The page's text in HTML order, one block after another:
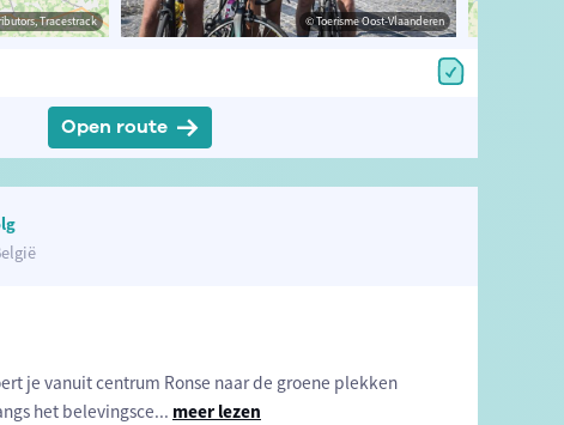
© Toerisme Oost-Vlaanderen
Tracestrack © Toerisme Oost-Vlaanderen
Open route
je vanuit centrum Ronse naar de groene plekken
het belevingsce... meer lezen